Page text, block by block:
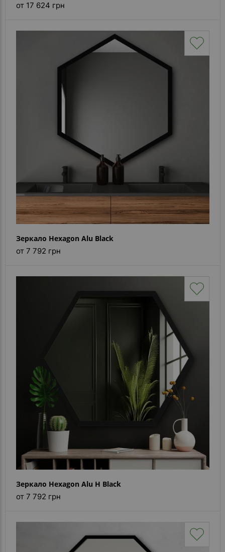
от 17 624 грн
Зеркало Hexagon Alu Black
от 7 792 грн
Зеркало Hexagon Alu H Black
от 7 792 грн